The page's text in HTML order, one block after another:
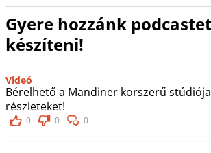
Gyere hozzánk podcastet
készíteni!
Videó
Bérelhető a Mandiner korszerű
részleteket!
0 0 0